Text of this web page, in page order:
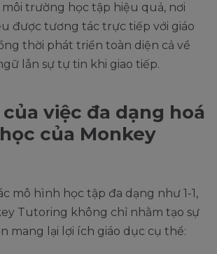
trường học tập hiệu quả, nơi
được tương tác trực tiếp với giáo
thời phát triển toàn diện cả về
lẫn sự tự tin khi giao tiếp.
việc đa dạng hoá
của Monkey
mô hình học tập đa dạng như 1-1,
Tutoring không chỉ nhằm tạo sự
mang lại lợi ích giáo dục cụ thể: